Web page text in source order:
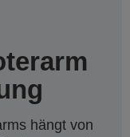
hängt von